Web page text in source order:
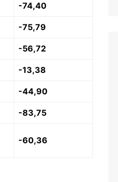
-74,40
-75,79
-56,72
-13,38
-44,90
-83,75
-60,36